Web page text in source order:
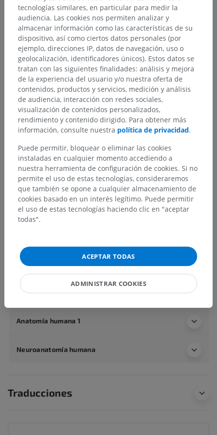
Galería
Jerarquía anatómica
Anatomía humana 2
Cuerpo humano> Sistemas integradores>
Sistema nervioso> Sistema nervioso central>
Médula espinal
Funículo posterior> Fascículo propio posterior
Estructuras subyacentes:No hay estructuras
subyacentes correspondientes para esta parte
anatómica
Anatomía humana 1
Neuroanatomía humana
Traducciones
tecnologías similares, en particular para medir la
audiencia. Las cookies nos permiten analizar y
almacenar información como las características de su
dispositivo, así como ciertos datos personales (por
ejemplo, direcciones IP, datos de navegación, uso o
geolocalización, identificadores únicos). Estos datos se
tratan con las siguientes finalidades: análisis y mejora
de la experiencia del usuario y/o nuestra oferta de
contenidos, productos y servicios, medición y análisis
de audiencia, interacción con redes sociales,
visualización de contenidos personalizados,
rendimiento y contenido dirigido. Para obtener más
información, consulte nuestra política de privacidad.
Puede permitir, bloquear o eliminar las cookies
instaladas en cualquier momento accediendo a
nuestra herramienta de configuración de cookies. Si no
permite el uso de estas tecnologías, consideraremos
que también se opone a cualquier almacenamiento de
cookies basado en un interés legítimo. Puede permitir
el uso de estas tecnologías haciendo clic en "aceptar
todas".
ACEPTAR TODAS
ADMINISTRAR COOKIES